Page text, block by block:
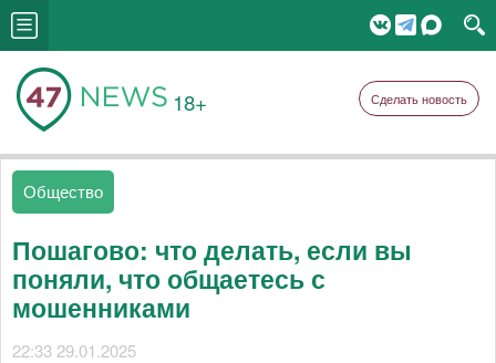
18+ Сделать новость
Общество
Пошагово: что делать, если вы
поняли, что общаетесь с
мошенниками
22:33 29.01.2025